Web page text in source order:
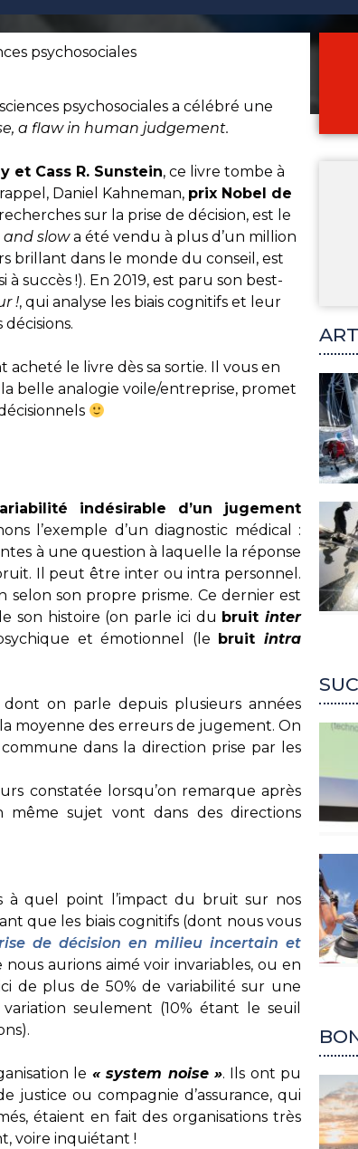
psychosociales
psychosociales a célébré une
a flaw in human judgement.
et Cass R. Sunstein, ce livre tombe à
Daniel Kahneman, prix Nobel de
sur la prise de décision, est le
and slowa été vendu à plus d’un million
brillant dans le monde du conseil, est
succès !). En 2019, est paru son best-
!, qui analyse les biais cognitifs et leur
le livre dès sa sortie. Il vous en
belle analogie voile/entreprise, promet
indésirable d’un jugement
l’exemple d’un diagnostic médical :
à une question à laquelle la réponse
Il peut être inter ou intra personnel.
son propre prisme. Ce dernier est
son histoire (on parle ici du bruitinter
et émotionnel (le bruitintra
on parle depuis plusieurs années
moyenne des erreurs de jugement. On
dans la direction prise par les
constatée lorsqu’on remarque après
même sujet vont dans des directions
à quel point l’impact du bruit sur nos
que les biais cognitifs (dont nous vous
de décision en milieu incertain et
aurions aimé voir invariables, ou en
de plus de 50% de variabilité sur une
seulement (10% étant le seuil
le « system noise ». Ils ont pu
justice ou compagnie d’assurance, qui
étaient en fait des organisations très
voire inquiétant !